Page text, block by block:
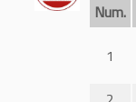
Num.
1